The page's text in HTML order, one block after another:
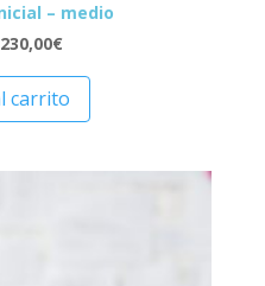
– medio
230,00€
carrito